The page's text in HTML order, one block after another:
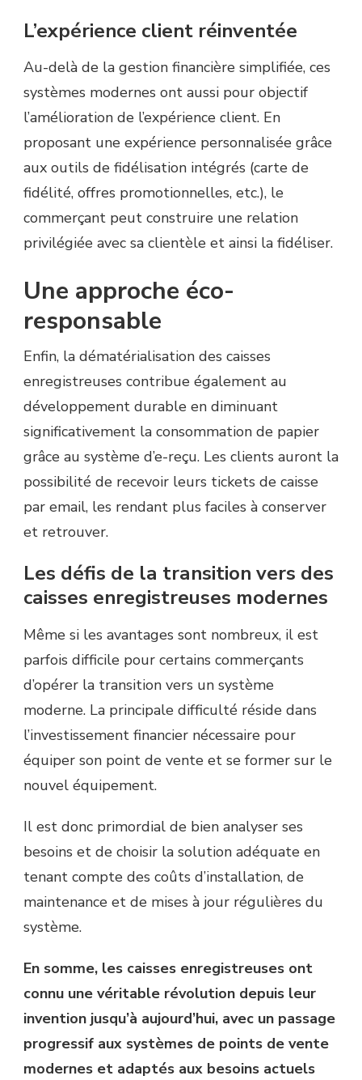
L’expérience client réinventée
Au-delà de la gestion financière simplifiée, ces
systèmes modernes ont aussi pour objectif
l’amélioration de l’expérience client. En
proposant une expérience personnalisée grâce
aux outils de fidélisation intégrés (carte de
fidélité, offres promotionnelles, etc.), le
commerçant peut construire une relation
privilégiée avec sa clientèle et ainsi la fidéliser.
Une approche éco-
responsable
Enfin, la dématérialisation des caisses
enregistreuses contribue également au
développement durable en diminuant
significativement la consommation de papier
grâce au système d’e-reçu. Les clients auront la
possibilité de recevoir leurs tickets de caisse
par email, les rendant plus faciles à conserver
et retrouver.
Les défis de la transition vers des
caisses enregistreuses modernes
Même si les avantages sont nombreux, il est
parfois difficile pour certains commerçants
d’opérer la transition vers un système
moderne. La principale difficulté réside dans
l’investissement financier nécessaire pour
équiper son point de vente et se former sur le
nouvel équipement.
Il est donc primordial de bien analyser ses
besoins et de choisir la solution adéquate en
tenant compte des coûts d’installation, de
maintenance et de mises à jour régulières du
système.
En somme, les caisses enregistreuses ont
connu une véritable révolution depuis leur
invention jusqu’à aujourd’hui, avec un passage
progressif aux systèmes de points de vente
modernes et adaptés aux besoins actuels